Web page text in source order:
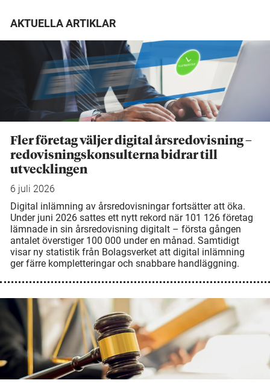
AKTUELLA ARTIKLAR
Fler företag väljer digital årsredovisning –
redovisningskonsulterna bidrar till
utvecklingen
6 juli 2026
Digital inlämning av årsredovisningar fortsätter att öka.
Under juni 2026 sattes ett nytt rekord när 101 126 företag
lämnade in sin årsredovisning digitalt – första gången
antalet överstiger 100 000 under en månad. Samtidigt
visar ny statistik från Bolagsverket att digital inlämning
ger färre kompletteringar och snabbare handläggning.